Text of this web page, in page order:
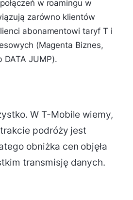
w roamingu w
zarówno klientów
abonamentowi taryf T i
(Magenta Biznes,
DATA JUMP).
W T-Mobile wiemy,
podróży jest
obniżka cen objęła
transmisję danych.